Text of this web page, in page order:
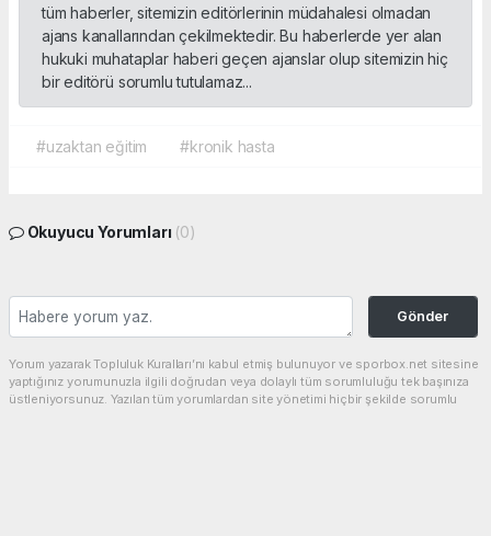
tüm haberler, sitemizin editörlerinin müdahalesi olmadan
ajans kanallarından çekilmektedir. Bu haberlerde yer alan
hukuki muhataplar haberi geçen ajanslar olup sitemizin hiç
bir editörü sorumlu tutulamaz...
#uzaktan eğitim #kronik hasta
Okuyucu Yorumları (0)
Gönder
Yorum yazarak Topluluk Kuralları’nı kabul etmiş bulunuyor ve sporbox.net sitesine
yaptığınız yorumunuzla ilgili doğrudan veya dolaylı tüm sorumluluğu tek başınıza
üstleniyorsunuz. Yazılan tüm yorumlardan site yönetimi hiçbir şekilde sorumlu